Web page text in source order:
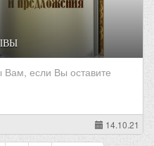
если Вы оставите
14.10.21